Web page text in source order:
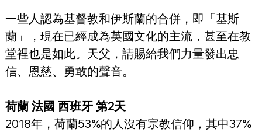
一些人認為基督教和伊斯蘭的合併，即「基斯
蘭」，現在已經成為英國文化的主流，甚至在教
堂裡也是如此。天父，請賜給我們力量發出忠
信、恩慈、勇敢的聲音。
荷蘭 法國 西班牙 第2天
2018年，荷蘭53%的人沒有宗教信仰，其中37%